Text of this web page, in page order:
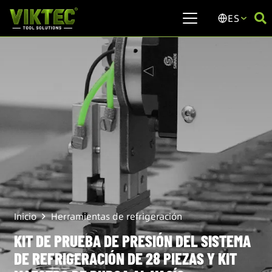
ES
Inicio Herramientas de refrigeración
KIT DE PRUEBA DE PRESIÓN DEL SISTEMA
DE REFRIGERACIÓN DE 28 PIEZAS Y KIT